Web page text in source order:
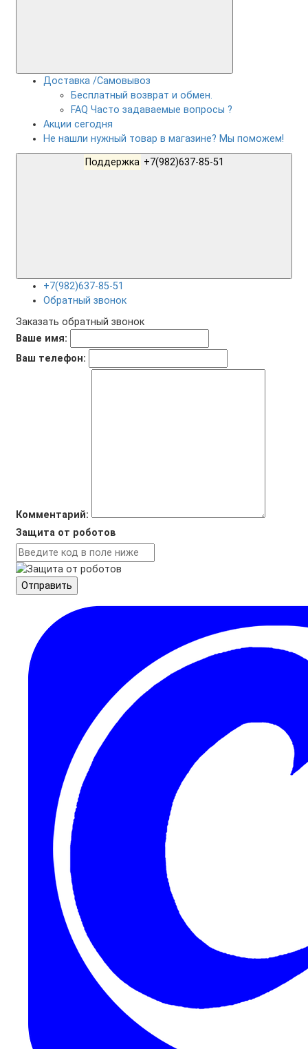
Доставка /Самовывоз
Бесплатный возврат и обмен.
FAQ Часто задаваемые вопросы ?
Акции сегодня
Не нашли нужный товар в магазине? Мы поможем!
Поддержка
+7(982)637-85-51
Обратный звонок
Заказать обратный звонок
Ваше имя:
Ваш телефон:
Комментарий:
Защита от роботов
Отправить